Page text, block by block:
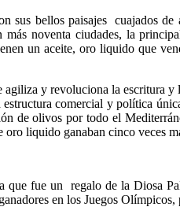
sus bellos paisajes cuajados
noventa ciudades, la
un aceite, oro liquido que
y revoluciona la escritura
comercial y política
olivos por todo el
liquido ganaban cinco
fue un regalo de la Diosa
en los Juegos